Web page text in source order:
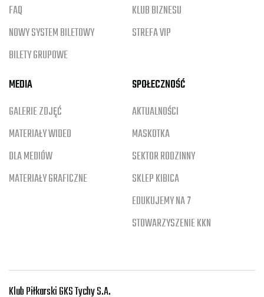
FAQ
NOWY SYSTEM BILETOWY
BILETY GRUPOWE
KLUB BIZNESU
STREFA VIP
MEDIA
GALERIE ZDJĘĆ
MATERIAŁY WIDEO
DLA MEDIÓW
MATERIAŁY GRAFICZNE
SPOŁECZNOŚĆ
AKTUALNOŚCI
MASKOTKA
SEKTOR RODZINNY
SKLEP KIBICA
EDUKUJEMY NA 7
STOWARZYSZENIE KKN
Klub Piłkarski GKS Tychy S.A.